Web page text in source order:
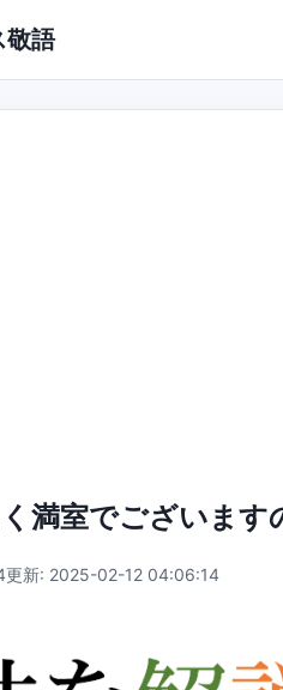
敬語
満室でございます
更新: 2025-02-12 04:06:14